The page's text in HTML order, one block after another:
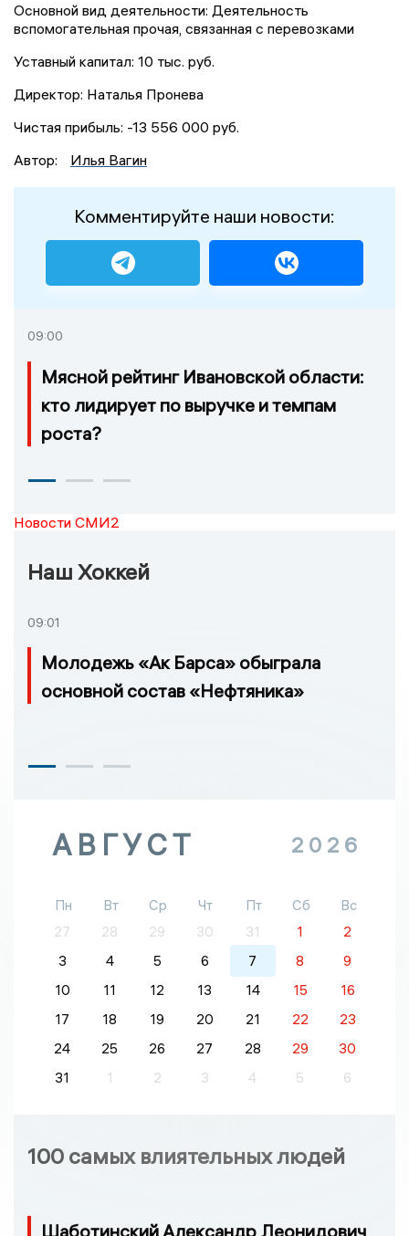
Основной вид деятельности: Деятельность
вспомогательная прочая, связанная с перевозками
Уставный капитал: 10 тыс. руб.
Директор: Наталья Пронева
Чистая прибыль: -13 556 000 руб.
Автор:
Илья Вагин
Комментируйте наши новости:
09:00
Мясной рейтинг Ивановской области:
кто лидирует по выручке и темпам
роста?
Новости СМИ2
Наш Хоккей
09:01
Молодежь «Ак Барса» обыграла
основной состав «Нефтяника»
АВГУСТ 2026
Пн Вт Ср Чт Пт Сб
Вс
27
28 29 30 31 1
2
3
4 5 6 7 8
9
10
11 12 13 14 15
16
17
18 19 20 21 22
23
24
25 26 27 28 29
30
31
1 2 3 4 5 6
100 самых влиятельных людей
Шаботинский Александр Леонидович